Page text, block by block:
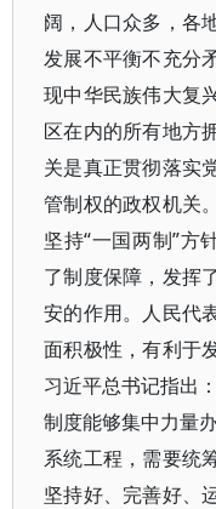
阔，人口众多，各
发展不平衡不充分
现中华民族伟大复
区在内的所有地方
关是真正贯彻落实
管制权的政权机关
坚持“一国两制”方
了制度保障，发挥
安的作用。人民代
面积极性，有利于
习近平总书记指出
制度能够集中力量
系统工程，需要统
坚持好、完善好、